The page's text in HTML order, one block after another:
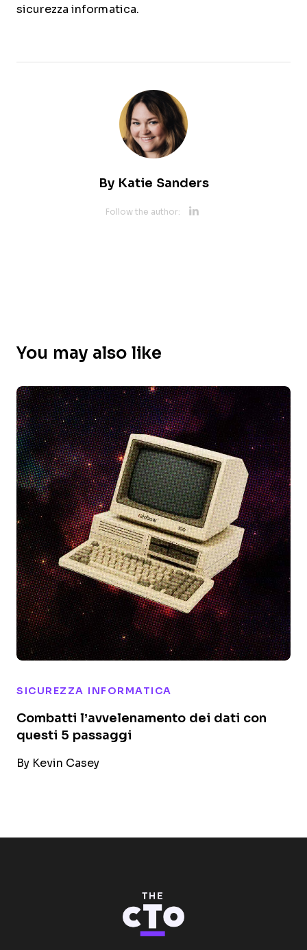
sicurezza informatica.
By Katie Sanders
Follow the author:
You may also like
SICUREZZA INFORMATICA
Combatti l’avvelenamento dei dati con
questi 5 passaggi
By Kevin Casey